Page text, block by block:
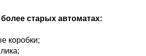
старых автоматах:
коробки;